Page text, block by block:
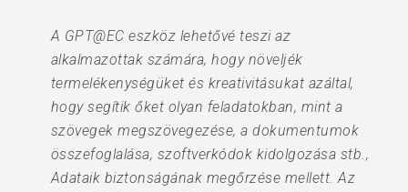
A GPT@EC eszköz lehetővé teszi az
alkalmazottak számára, hogy növeljék
termelékenységüket és kreativitásukat azáltal,
hogy segítik őket olyan feladatokban, mint a
szövegek megszövegezése, a dokumentumok
összefoglalása, szoftverkódok kidolgozása stb.,
Adataik biztonságának megőrzése mellett. Az